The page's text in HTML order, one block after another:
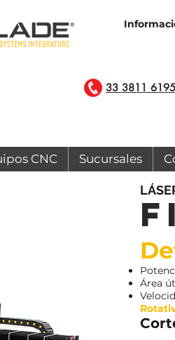
33 3811 6195
CNC Sucursales
Área